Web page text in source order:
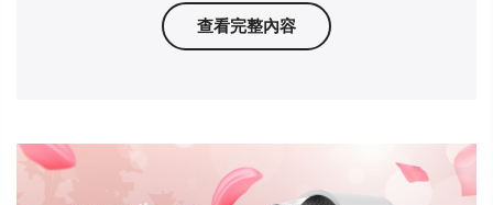
查看完整內容